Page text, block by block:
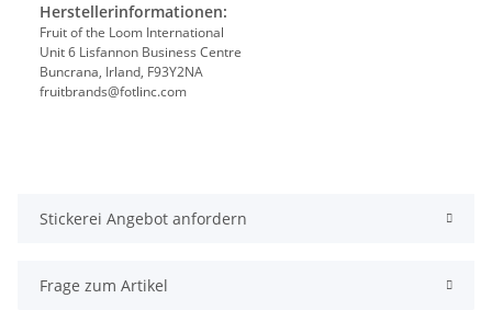
Herstellerinformationen:
Fruit of the Loom International
Unit 6 Lisfannon Business Centre
Buncrana, Irland, F93Y2NA
fruitbrands@fotlinc.com
Stickerei Angebot anfordern
Frage zum Artikel